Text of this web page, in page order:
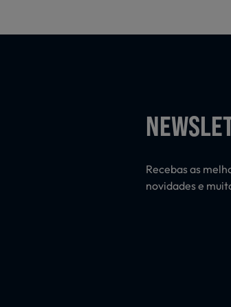
Recebas as
novidades e